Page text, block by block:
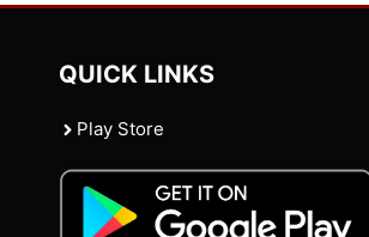
QUICK LINKS
Play Store